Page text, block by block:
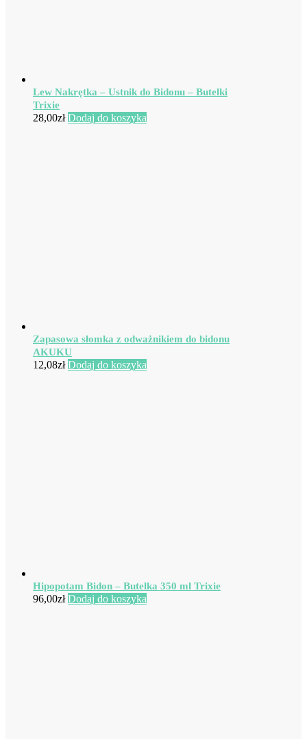
Lew Nakrętka – Ustnik do Bidonu – Butelki
Trixie
28,00zł Dodaj do koszyka
Zapasowa słomka z odważnikiem do bidonu
AKUKU
12,08zł Dodaj do koszyka
Hipopotam Bidon – Butelka 350 ml Trixie
96,00zł Dodaj do koszyka